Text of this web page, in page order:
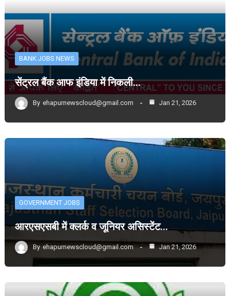
BANK JOBS NEWS
सेंट्रल बैंक आफ इंडिया में निकली…
By ehapurnewscloud@gmail.com Jan 21, 2026
GOVERNMENT JOBS
आरएसएसबी में क्लर्क व जूनियर असिस्टेंट…
By ehapurnewscloud@gmail.com Jan 21, 2026